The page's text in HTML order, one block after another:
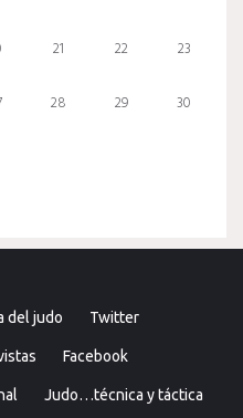
21 22 23
28 29 30
del judo Twitter
Facebook
Judo…técnica y táctica